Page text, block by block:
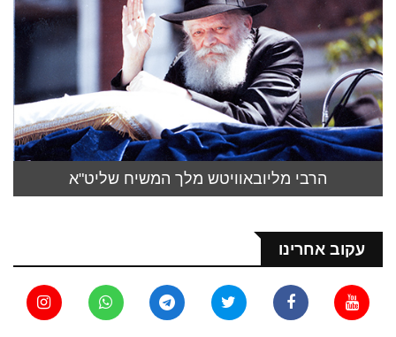
הרבי מליובאוויטש מלך המשיח שליט"א
עקוב אחרינו